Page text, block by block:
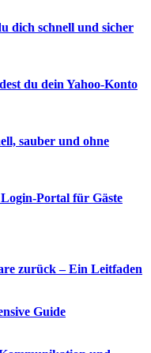
dich schnell und sicher
du dein Yahoo-Konto
sauber und ohne
Portal für Gäste
zurück – Ein Leitfaden
Guide